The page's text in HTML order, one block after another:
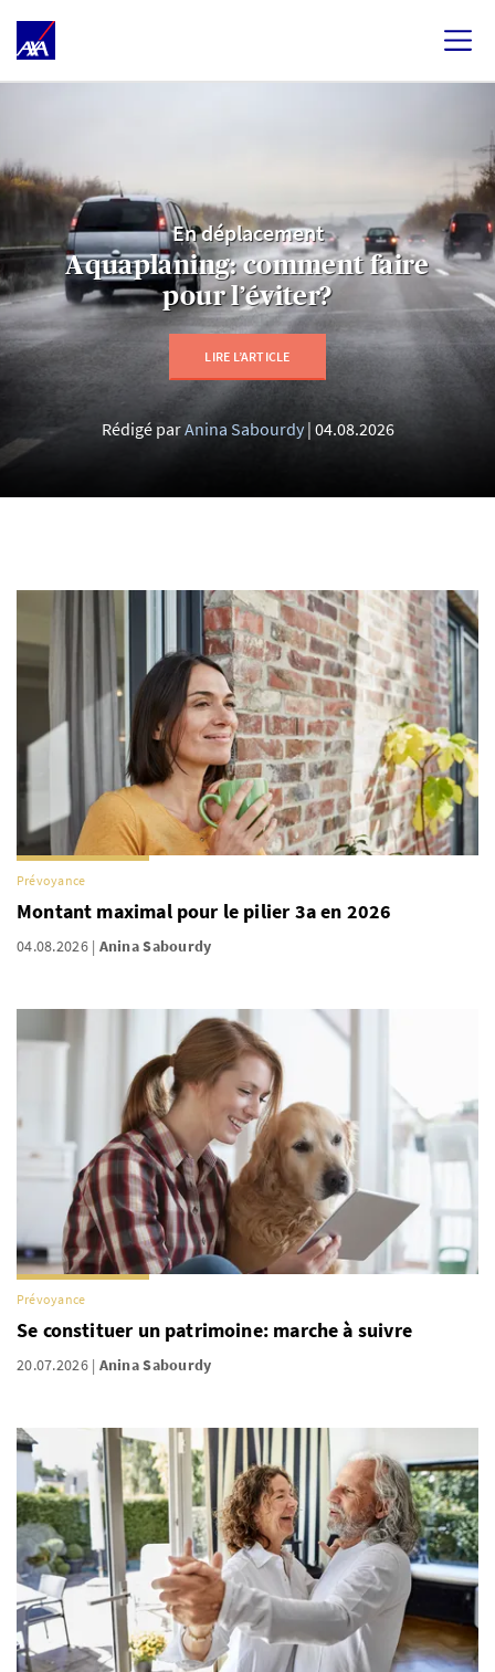
En déplacement
Aquaplaning: comment faire
pour l’éviter?
LIRE L’ARTICLE
Rédigé parAnina Sabourdy 04.08.2026
Prévoyance
Montant maximal pour le pilier 3a en 2026
04.08.2026 Anina Sabourdy
Prévoyance
Se constituer un patrimoine: marche à suivre
20.07.2026 Anina Sabourdy